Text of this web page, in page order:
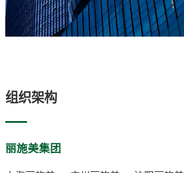
组织架构
丽施美集团